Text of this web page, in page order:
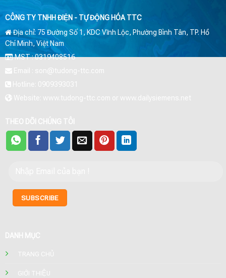
CÔNG TY TNHH ĐIỆN - TỰ ĐỘNG HÓA TTC
Địa chỉ: 75 Đường Số 1, KDC Vĩnh Lộc, Phường Bình Tân, TP. Hồ
Chí Minh, Việt Nam
MST : 0319408516
Email : son@tudong-ttc.com
Hotline: 0909393031
Website: www.tudong-ttc.com or www.dailysiemens.net
THEO DÕI CHÚNG TÔI
DANH MỤC
TRANG CHỦ
GIỚI THIỆU